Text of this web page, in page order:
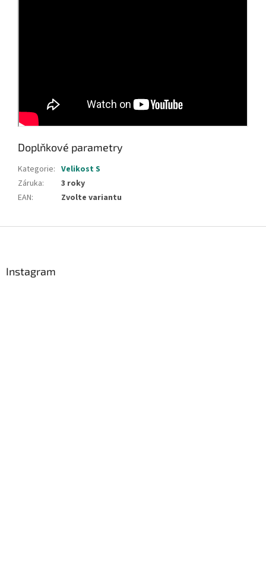
Doplňkové parametry
Kategorie: Velikost S
Záruka:
3 roky
EAN: Zvolte variantu
Instagram